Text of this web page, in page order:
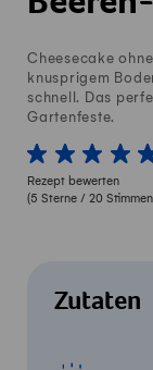
Cheesecake
knusprigem
schnell. Das
Gartenfeste.
1 von 5 Sterne
2 von 5 Sterne
3 von 54 von 5
5
Rezept bewerten
(5 Sterne / 20
Zutaten